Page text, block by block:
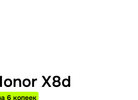
X8d
6 копеек